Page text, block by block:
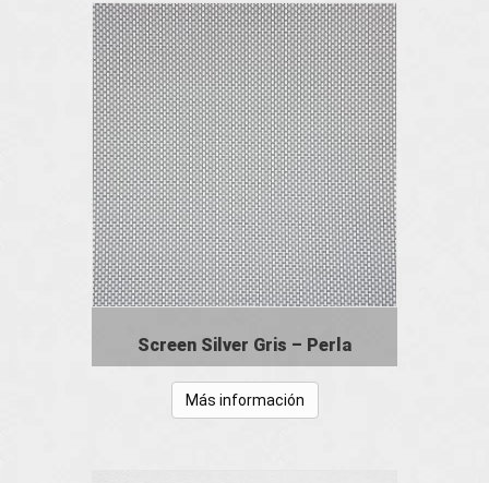
Screen Silver Gris – Perla
Más información